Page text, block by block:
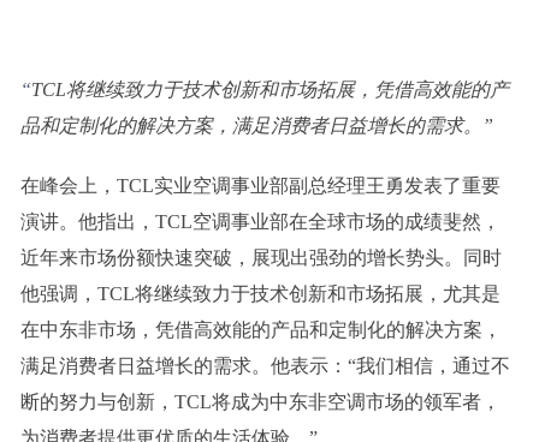
“TCL将继续致力于技术创新和市场拓展， 凭借高效能的产
品和定制化的解决方案，满足消费者日益增长的需求。
”
在峰会上，TCL实业空调事业部副总经理王勇发表了重要
演讲。他指出，TCL空调事业部在全球市场的成绩斐然，
近年来市场份额快速突破，展现出强劲的增长势头。
同时
他强调，TCL将继续致力于技术创新和市场拓展，尤其是
在中东非市场，凭借高效能的产品和定制化的解决方案，
满足消费者日益增长的需求。他表示：“我们相信，通过不
断的努力与创新，TCL将成为中东非空调市场的领军者，
为消费者提供更优质的生活体验。”